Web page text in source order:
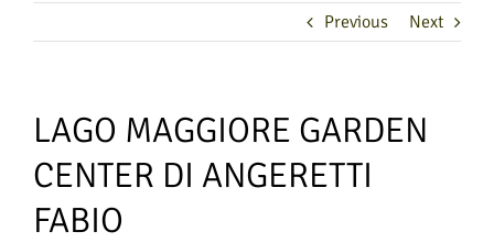
Previous Next
LAGO MAGGIORE GARDEN
CENTER DI ANGERETTI
FABIO